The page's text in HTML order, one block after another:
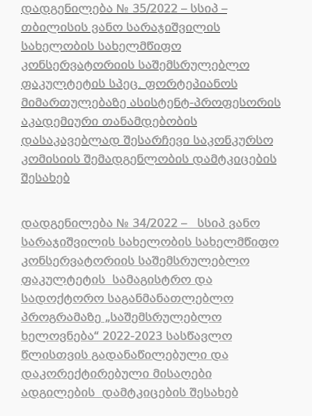
დადგენილება № 35/2022 – სსიპ –
თბილისის ვანო სარაჯიშვილის
სახელობის სახელმწიფო
კონსერვატორიის საშემსრულებლო
ფაკულტეტის სპეც. ფორტეპიანოს
მიმართულებაზე ასისტენტ-პროფესორის
აკადემიური თანამდებობის
დასაკავებლად შესარჩევი საკონკურსო
კომისიის შემადგენლობის დამტკიცების
შესახებ
დადგენილება№34/2022 – სსიპ ვანო
სარაჯიშვილის სახელობის სახელმწიფო
კონსერვატორიის საშემსრულებლო
ფაკულტეტის სამაგისტრო და
სადოქტორო საგანმანათლებლო
პროგრამაზე „საშემსრულებლო
ხელოვნება“2022-2023სასწავლო
წლისთვის გადანაწილებული და
დაკორექტირებული მისაღები
ადგილების დამტკიცების შესახებ